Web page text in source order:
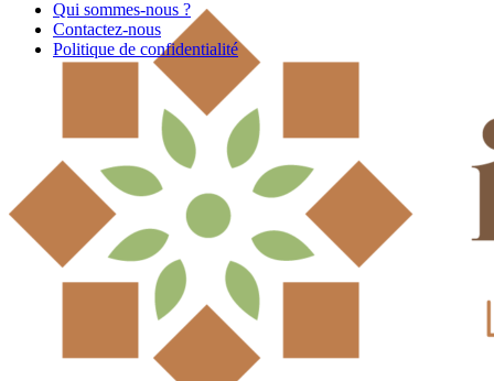
Qui sommes-nous ?
Contactez-nous
Politique de confidentialité